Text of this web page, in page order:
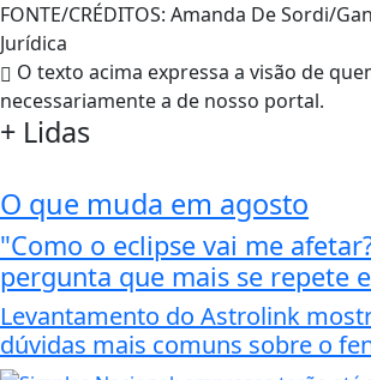
FONTE/CRÉDITOS: Amanda De Sordi/
Jurídica
O texto acima expressa a visão de
necessariamente a de nosso portal.
+ Lidas
O que muda em agosto
"Como o eclipse vai me
pergunta que mais se repete
Levantamento do Astrolink
dúvidas mais comuns sobre o